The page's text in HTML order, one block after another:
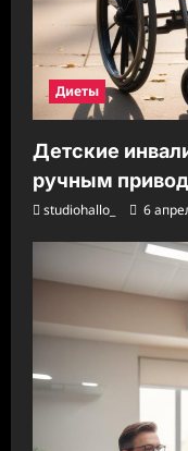
Диеты
Детские
ручным
studiohallo_ 6